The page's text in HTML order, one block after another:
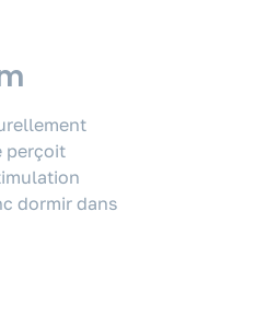
perçoit
dormir dans